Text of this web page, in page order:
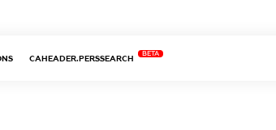
CAHEADER.PERSSEARCH
BETA